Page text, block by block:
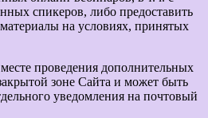
спикеров, либо предоставить
на условиях, принятых
проведения дополнительных
зоне Сайта и может быть
уведомления на почтовый